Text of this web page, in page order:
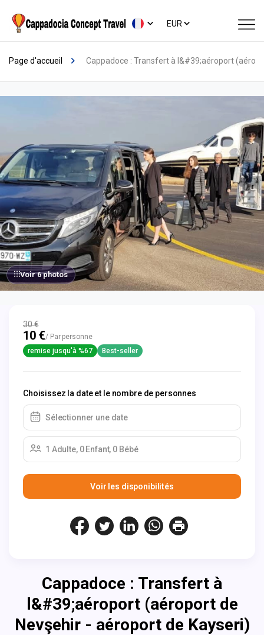
EUR
Page d'accueil Cappadoce : Transfert à l&#39;aéroport
Voir 6 photos
30 €
10 €/ Par personne
remise jusqu'à %67
Best-seller
Choisissez la date et le nombre de personnes
Sélectionner une date
1 Adulte, 0 Enfant, 0 Bébé
Voir les disponibilités
Cappadoce : Transfert à
l&#39;aéroport (aéroport de
Nevşehir - aéroport de Kayseri)